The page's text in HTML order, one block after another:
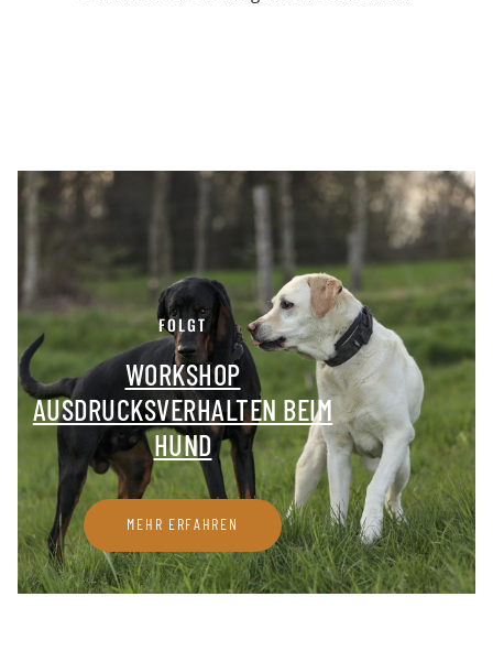
FOLGT
WORKSHOP
AUSDRUCKSVERHALTEN BEIM
HUND
MEHR ERFAHREN